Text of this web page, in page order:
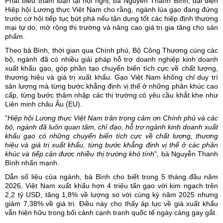
Hiệp hội Lương thực Việt Nam cho rằng, ngành lúa gạo đang đứng
trước cơ hội tiếp tục bứt phá nếu tận dụng tốt các hiệp định thương
mại tự do, mở rộng thị trường và nâng cao giá trị gia tăng cho sản
phẩm.
Theo bà Bình, thời gian qua Chính phủ, Bộ Công Thương cùng các
bộ, ngành đã có nhiều giải pháp hỗ trợ doanh nghiệp kinh doanh
xuất khẩu gạo, góp phần tạo chuyển biến tích cực về chất lượng,
thương hiệu và giá trị xuất khẩu. Gạo Việt Nam không chỉ duy trì
sản lượng mà từng bước khẳng định vị thế ở những phân khúc cao
cấp, từng bước thâm nhập các thị trường có yêu cầu khắt khe như
Liên minh châu Âu (EU).
"Hiệp hội Lương thực Việt Nam trân trọng cảm ơn Chính phủ và các
bộ, ngành đã luôn quan tâm, chỉ đạo, hỗ trợ ngành kinh doanh xuất
khẩu gạo có những chuyển biến tích cực về chất lượng, thương
hiệu và giá trị xuất khẩu, từng bước khẳng định vị thế ở các phân
khúc và tiếp cận được nhiều thị trường khó tính", bà Nguyễn Thanh
Bình nhấn mạnh.
Dẫn số liệu của ngành, bà Bình cho biết trong 5 tháng đầu năm
2026, Việt Nam xuất khẩu hơn 4 triệu tấn gạo với kim ngạch trên
2,2 tỷ USD, tăng 1,8% về lượng so với cùng kỳ năm 2025 nhưng
giảm 7,38% về giá trị. Điều này cho thấy áp lực về giá xuất khẩu
vẫn hiện hữu trong bối cảnh cạnh tranh quốc tế ngày càng gay gắt.